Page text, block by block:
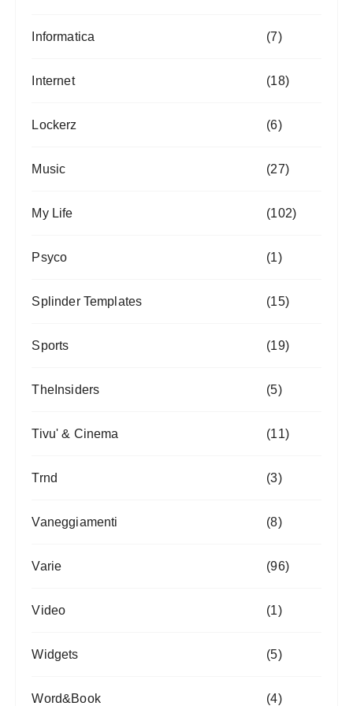
Informatica (7)
Internet (18)
Lockerz (6)
Music (27)
My Life (102)
Psyco (1)
Splinder Templates (15)
Sports (19)
TheInsiders (5)
Tivu' & Cinema (11)
Trnd (3)
Vaneggiamenti (8)
Varie (96)
Video (1)
Widgets (5)
Word&Book (4)